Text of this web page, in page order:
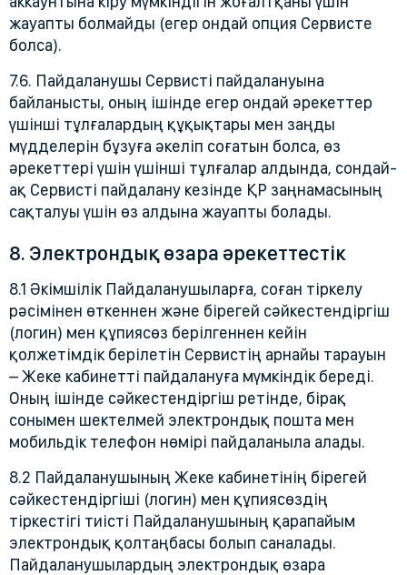
жауапты болмайды (егер ондай опция Сервисте
болса).
7.6. Пайдаланушы Сервисті пайдалануына
байланысты, оның ішінде егер ондай әрекеттер
үшінші тұлғалардың құқықтары мен заңды
мүдделерін бұзуға әкеліп соғатын болса, өз
әрекеттері үшін үшінші тұлғалар алдында, сондай-
ақ Сервисті пайдалану кезінде ҚР заңнамасының
сақталуы үшін өз алдына жауапты болады.
8. Электрондық өзара әрекеттестік
8.1 Әкімшілік Пайдаланушыларға, соған тіркелу
рәсімінен өткеннен және бірегей сәйкестендіргіш
(логин) мен құпиясөз берілгеннен кейін
қолжетімдік берілетін Сервистің арнайы тарауын
– Жеке кабинетті пайдалануға мүмкіндік береді.
Оның ішінде сәйкестендіргіш ретінде, бірақ
сонымен шектелмей электрондық пошта мен
мобильдік телефон нөмірі пайдаланыла алады.
8.2 Пайдаланушының Жеке кабинетінің бірегей
сәйкестендіргіші (логин) мен құпиясөздің
тіркестігі тиісті Пайдаланушының қарапайым
электрондық қолтаңбасы болып саналады.
Пайдаланушылардың электрондық өзара